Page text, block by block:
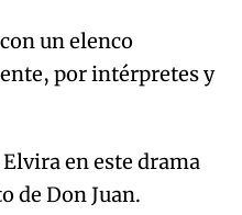
un elenco
por intérpretes y
en este drama
de Don Juan.